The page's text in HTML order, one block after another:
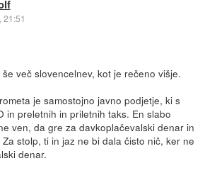
21:51
več slovencelnev, kot je rečeno višje.
je samostojno javno podjetje, ki s
in preletnih in priletnih taks. En slabo
ven, da gre za davkoplačevalski denar in
stolp, ti in jaz ne bi dala čisto nič, ker ne
denar.